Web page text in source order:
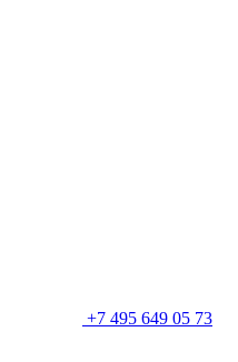
+7 495 649 05 73